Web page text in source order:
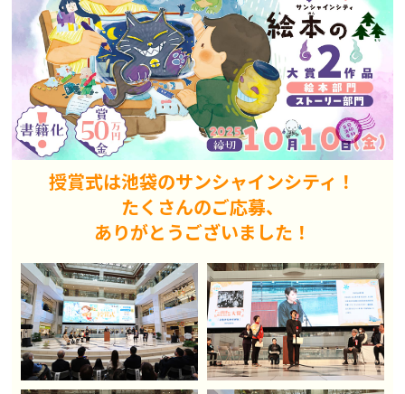
授賞式は池袋のサンシャインシティ！
たくさんのご応募、
ありがとうございました！